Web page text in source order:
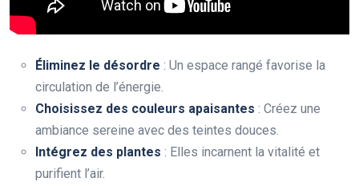
Éliminez le désordre : Un espace rangé favorise la
circulation de l’énergie.
Choisissez des couleurs apaisantes : Créez une
ambiance sereine avec des teintes douces.
Intégrez des plantes : Elles incarnent la vitalité et
purifient l’air.